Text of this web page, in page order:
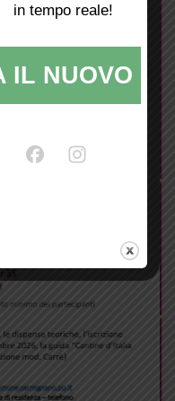
in tempo reale!
IL NUOVO